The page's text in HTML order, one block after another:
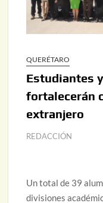
QUERÉTARO
Estudiantes
fortalecerán
extranjero
REDACCIÓN
Un total de 39
divisiones